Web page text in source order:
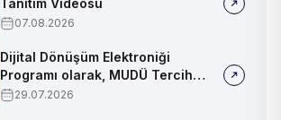
Tanıtım Videosu
07.08.2026
Dijital Dönüşüm Elektroniği
Programı olarak, MUDÜ Tercih
Tanıtım Günleri'nde biz de
29.07.2026